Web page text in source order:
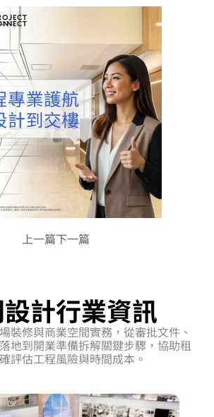
上一篇下一篇
計行業資訊
裝修與商業空間實務，從審批文件、
地到開業準備拆解關鍵步驟，協助租
評估工程風險與時間成本。